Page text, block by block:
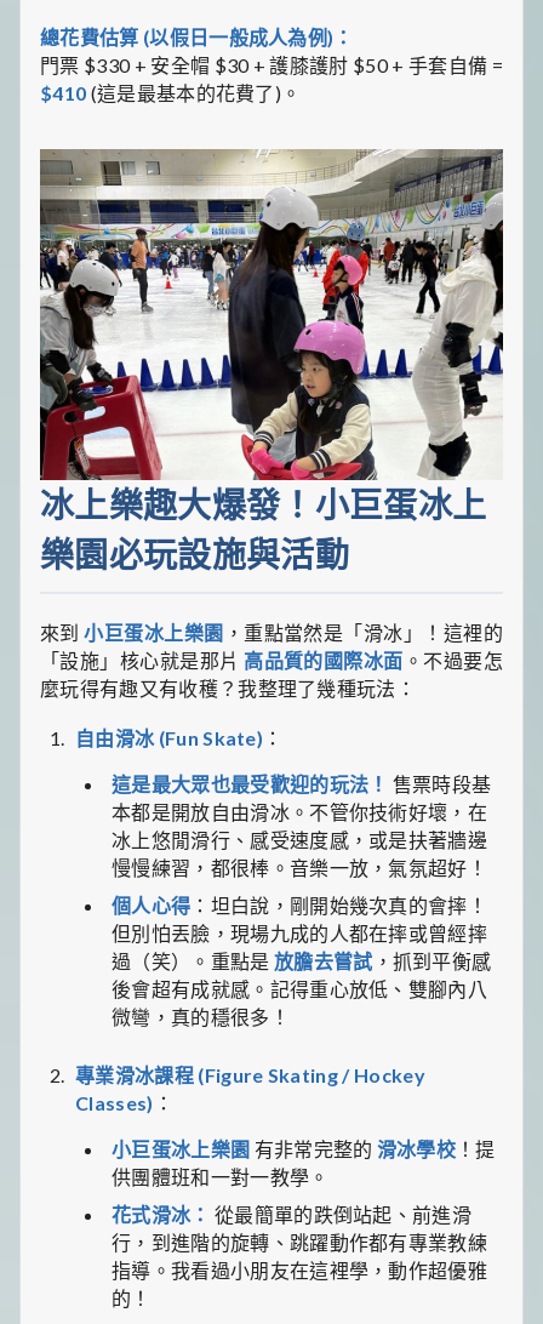
總花費估算 (以假日一般成人為例)：
門票 $330 + 安全帽 $30 + 護膝護肘 $50 + 手套自備 =
$410 (這是最基本的花費了)。
冰上樂趣大爆發！小巨蛋冰上
樂園必玩設施與活動
來到小巨蛋冰上樂園 ，重點當然是「滑冰」！這裡的
「設施」核心就是那片 高品質的國際冰面 。不過要怎
麼玩得有趣又有收穫？我整理了幾種玩法：
自由滑冰 (Fun Skate) ：
這是最大眾也最受歡迎的玩法！ 售票時段基
本都是開放自由滑冰。不管你技術好壞，在
冰上悠閒滑行、感受速度感，或是扶著牆邊
慢慢練習，都很棒。音樂一放，氣氛超好！
個人心得 ：坦白說，剛開始幾次真的會摔！
但別怕丟臉，現場九成的人都在摔或曾經摔
過（笑）。重點是 放膽去嘗試 ，抓到平衡感
後會超有成就感。記得重心放低、雙腳內八
微彎，真的穩很多！
專業滑冰課程 (Figure Skating / Hockey
Classes) ：
小巨蛋冰上樂園 有非常完整的 滑冰學校 ！提
供團體班和一對一教學。
花式滑冰： 從最簡單的跌倒站起、前進滑
行，到進階的旋轉、跳躍動作都有專業教練
指導。我看過小朋友在這裡學，動作超優雅
的！